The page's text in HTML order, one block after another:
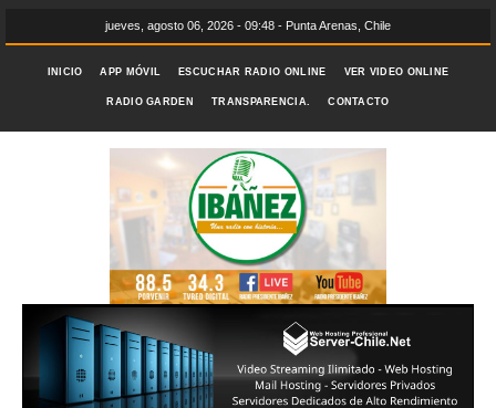
jueves, agosto 06, 2026 - 09:48 - Punta Arenas, Chile
INICIO APP MÓVIL ESCUCHAR RADIO ONLINE VER VIDEO ONLINE
RADIO GARDEN TRANSPARENCIA. CONTACTO